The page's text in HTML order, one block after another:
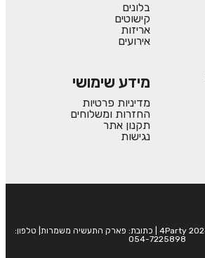
בלונים
קישוטים
אריזות
אירועים
מידע שימושי
מדיניות פרטיות
החזרות ומשלוחים
תקנון אתר
נגישות
© כל הזכויות שמורות ל- 4Party 2024 | כתובת: פארק התעשיה משמרות| טלפון:
054-7225898